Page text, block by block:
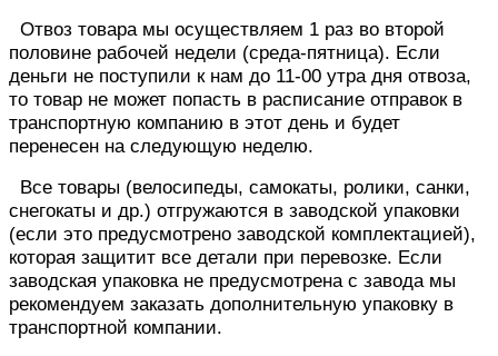
Отвоз товара мы осуществляем 1 раз во второй
половине рабочей недели (среда-пятница). Если
деньги не поступили к нам до 11-00 утра дня отвоза,
то товар не может попасть в расписание отправок в
транспортную компанию в этот день и будет
перенесен на следующую неделю.
Все товары (велосипеды, самокаты, ролики, санки,
снегокаты и др.) отгружаются в заводской упаковки
(если это предусмотрено заводской комплектацией),
которая защитит все детали при перевозке. Если
заводская упаковка не предусмотрена с завода мы
рекомендуем заказать дополнительную упаковку в
транспортной компании.